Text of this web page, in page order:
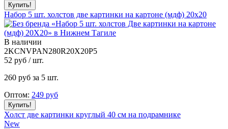
Набор 5 шт. холстов две картинки на картоне (мдф) 20x20
В наличии
2KCNVPAN280R20X20P5
52 руб / шт.
260 руб за 5 шт.
Оптом: 249 руб
Холст две картинки круглый 40 см на подрамнике
New